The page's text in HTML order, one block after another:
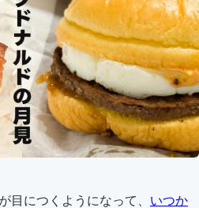
目につくようになって、 いつか